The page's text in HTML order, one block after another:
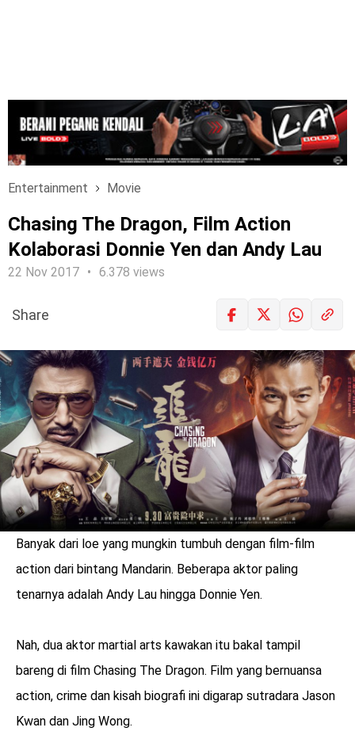
Entertainment Movie
Chasing The Dragon, Film Action
Kolaborasi Donnie Yen dan Andy Lau
22 Nov 2017 6.378 views
menarik
LOGIN
Share
Banyak dari loe yang mungkin tumbuh dengan film-film
action dari bintang Mandarin. Beberapa aktor paling
tenarnya adalah Andy Lau hingga Donnie Yen.
Nah, dua aktor martial arts kawakan itu bakal tampil
bareng di film Chasing The Dragon. Film yang bernuansa
action, crime dan kisah biografi ini digarap sutradara Jason
Kwan dan Jing Wong.